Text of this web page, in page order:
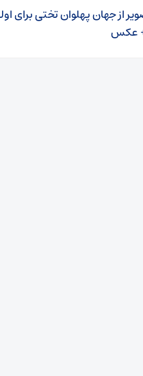
تصویر از جهان پهلوان تختی برای
عکس